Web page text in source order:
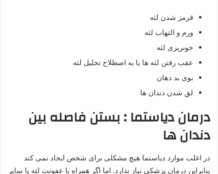
قرمز شدن لثه
ورم و التهاب لثه
خونریزی لثه
عقب رفتن لثه ها یا به اصطلاح تحلیل لثه
بوی بد دهان
لق شدن دندان ها
درمان دیاستما : بستن فاصله بین
دندان ها
در اغلب موارد دیاستما هیچ مشکلی برای شخص ایجاد نمی کند
بنابراین درمان پزشکی نیاز ندارد. اما اگر همراه با عفونت لثه یا سایر